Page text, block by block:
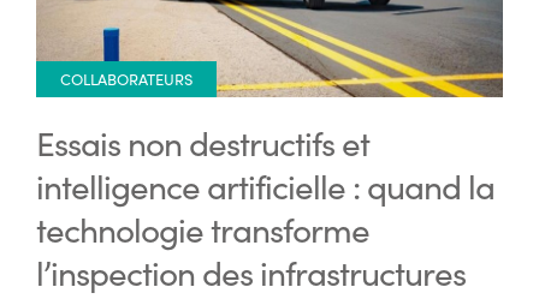
COLLABORATEURS
Essais non destructifs et
intelligence artificielle : quand la
technologie transforme
l’inspection des infrastructures